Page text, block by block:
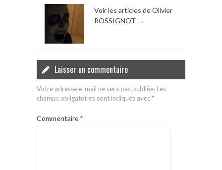
Voir les articles de Olivier
ROSSIGNOT →
Laisser un commentaire
Votre adresse e-mail ne sera pas publiée. Les
champs obligatoires sont indiqués avec*
Commentaire*